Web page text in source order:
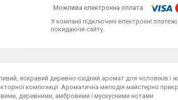
У компанії підключені електронні
покидаючи сайту.
яскравий деревно-східний аромат для чоловіків і
композиції. Ароматична мелодія майстерно
деревними, амбровими і мускусними нотами.